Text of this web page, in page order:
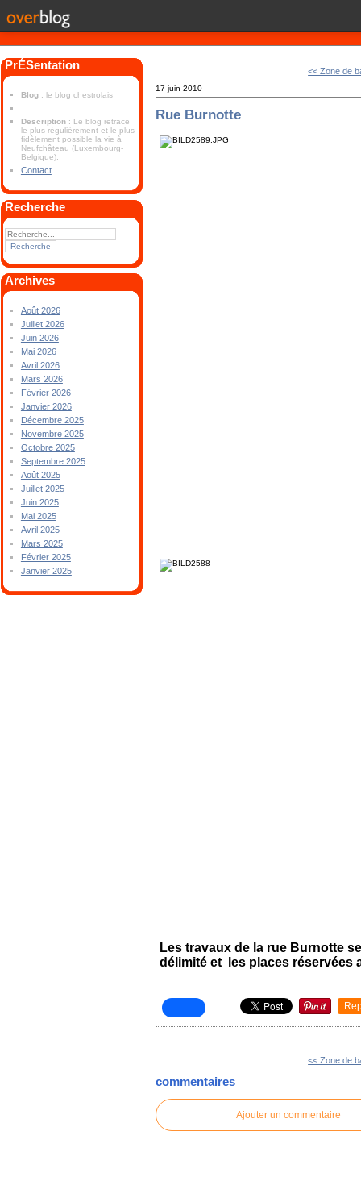
PrÉSentation
Blog : le blog chestrolais
Description : Le blog retrace
le plus régulièrement et le plus
fidèlement possible la vie à
Neufchâteau (Luxembourg-
Belgique).
Contact
Recherche
Archives
Août 2026
Juillet 2026
Juin 2026
Mai 2026
Avril 2026
Mars 2026
Février 2026
Janvier 2026
Décembre 2025
Novembre 2025
Octobre 2025
Septembre 2025
Août 2025
Juillet 2025
Juin 2025
Mai 2025
Avril 2025
Mars 2025
Février 2025
Janvier 2025
<< Zone de
17 juin 2010
Rue Burnotte
Les travaux de la rue Burnotte
délimité et les places réservées
<< Zone de
commentaires
Ajouter un commentaire